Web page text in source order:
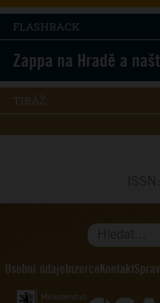
FLASHBACK
Zappa na Hradě a
TIRÁŽ
Hledat...
Osobní údajeInzerceKontakt